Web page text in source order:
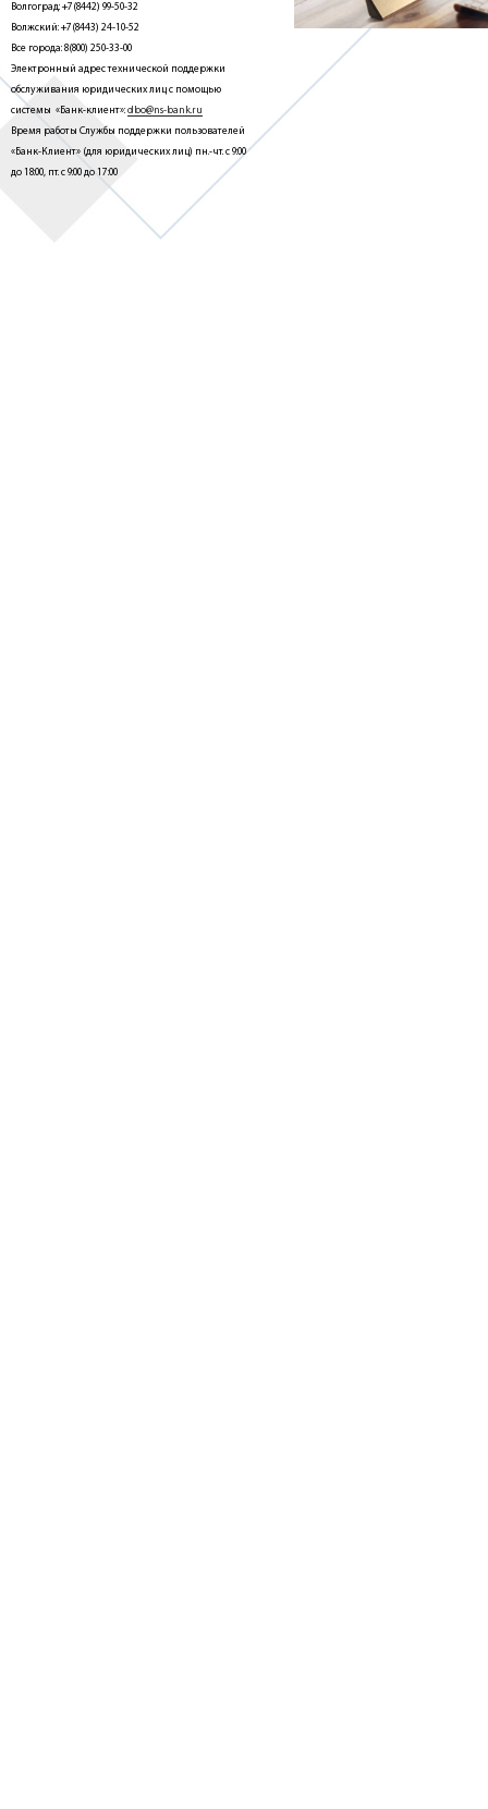
Волгоград: +7(8442) 99-50-32
Волжский: +7(8443) 24-10-52
Все города: 8(800) 250-33-00
Электронный адрес технической поддержки
обслуживания юридических лиц с помощью
системы «Банк-клиент»:dbo@ns-bank.ru
Время работы Службы поддержки пользователей
«Банк-Клиент» (для юридических лиц) пн.-чт. с 9:00
до 18:00, пт. с 9:00 до 17:00